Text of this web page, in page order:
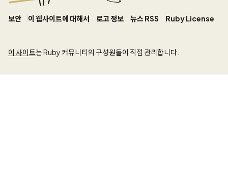
보안 이 웹사이트에 대해서 로고 정보 뉴스 RSS Ruby License
이 사이트는 Ruby 커뮤니티의 구성원들이 직접 관리합니다.